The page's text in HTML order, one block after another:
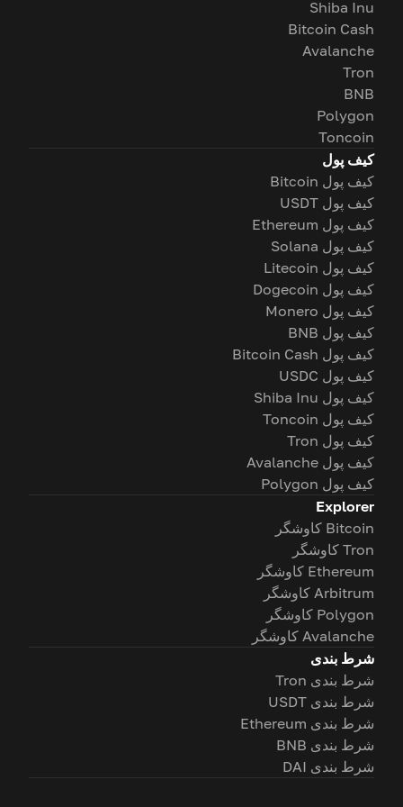
Shiba Inu
Bitcoin Cash
Avalanche
Tron
BNB
Polygon
Toncoin
کیف پول
کیف پول Bitcoin
کیف پول USDT
کیف پول Ethereum
کیف پول Solana
کیف پول Litecoin
کیف پول Dogecoin
کیف پول Monero
کیف پول BNB
کیف پول Bitcoin Cash
کیف پول USDC
کیف پول Shiba Inu
کیف پول Toncoin
کیف پول Tron
کیف پول Avalanche
کیف پول Polygon
Explorer
Bitcoin کاوشگر
Tron کاوشگر
Ethereum کاوشگر
Arbitrum کاوشگر
Polygon کاوشگر
Avalanche کاوشگر
شرط بندی
شرط بندی Tron
شرط بندی USDT
شرط بندی Ethereum
شرط بندی BNB
شرط بندی DAI